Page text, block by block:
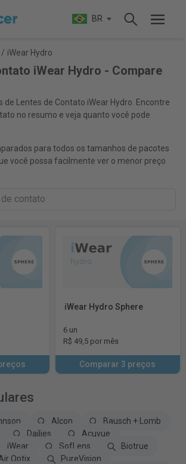
BR
/ iWear Hydro
iWear Hydro - Compare
de Lentes de Contato iWear Hydro. Encontre
no resumo e veja quanto você pode
para todos os tamanhos de pacotes
você possa facilmente ver o menor preço
iWear Hydro Sphere
6 un
R$ 49,5 por mês
Comparar 3 preços
Alcon
Bausch + Lomb
Dailies
Acuvue
iWear SofLens
Biotrue
Optix
PureVision